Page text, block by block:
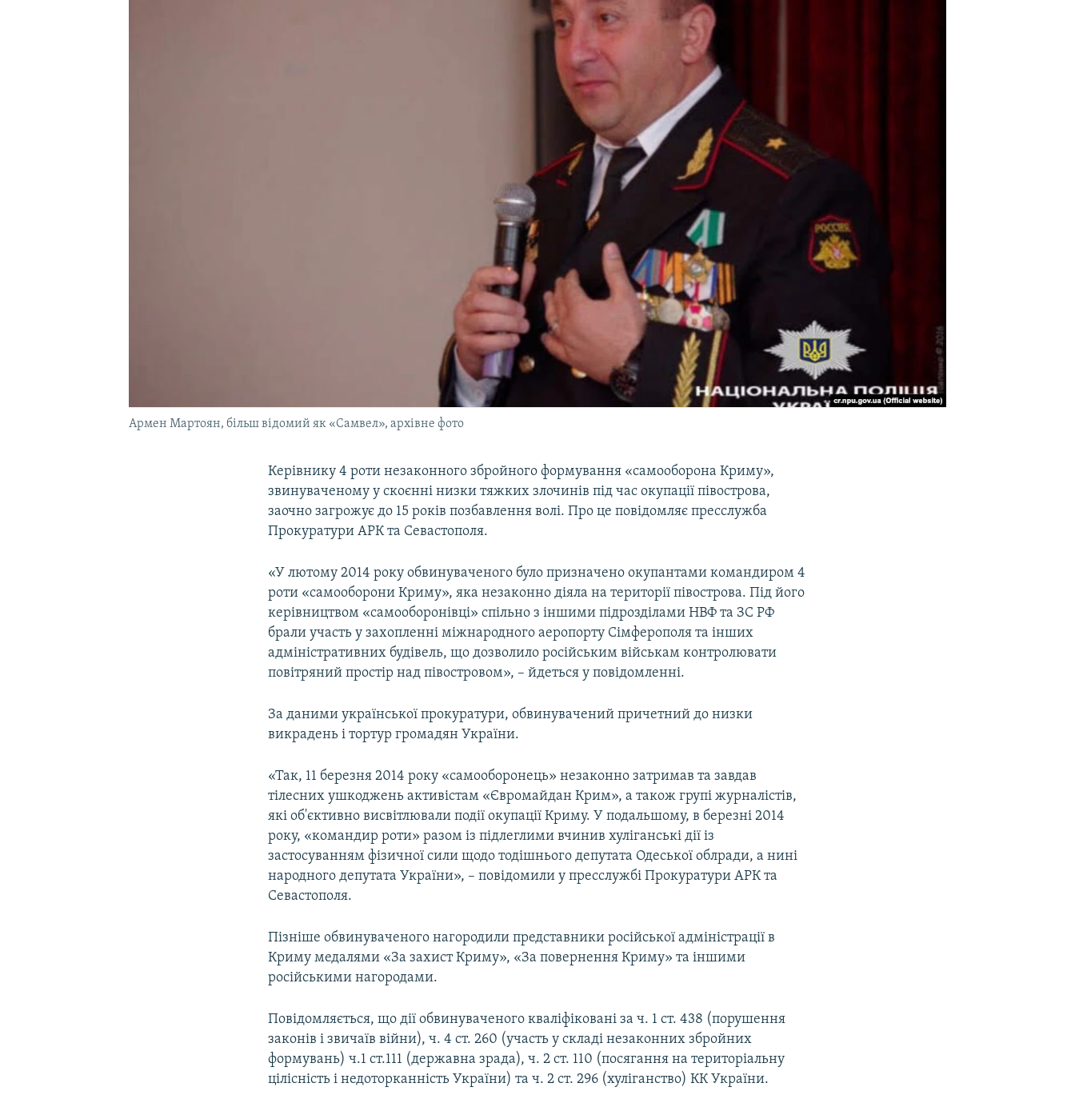
Армен Мартоян, більш відомий як «Самвел», архівне фото
Керівнику 4 роти незаконного збройного формування «самооборона Криму»,
звинуваченому у скоєнні низки тяжких злочинів під час окупації півострова,
заочно загрожує до 15 років позбавлення волі. Про це повідомляє пресслужба
Прокуратури АРК та Севастополя.
«У лютому 2014 року обвинуваченого було призначено окупантами командиром 4
роти «самооборони Криму», яка незаконно діяла на території півострова. Під його
керівництвом «самооборонівці» спільно з іншими підрозділами НВФ та ЗС РФ
брали участь у захопленні міжнародного аеропорту Сімферополя та інших
адміністративних будівель, що дозволило російським військам контролювати
повітряний простір над півостровом», – йдеться у повідомленні.
За даними української прокуратури, обвинувачений причетний до низки
викрадень і тортур громадян України.
«Так, 11 березня 2014 року «самооборонець» незаконно затримав та завдав
тілесних ушкоджень активістам «Євромайдан Крим», а також групі журналістів,
які об'єктивно висвітлювали події окупації Криму. У подальшому, в березні 2014
року, «командир роти» разом із підлеглими вчинив хуліганські дії із
застосуванням фізичної сили щодо тодішнього депутата Одеської облради, а нині
народного депутата України», – повідомили у пресслужбі Прокуратури АРК та
Севастополя.
Пізніше обвинуваченого нагородили представники російської адміністрації в
Криму медалями «За захист Криму», «За повернення Криму» та іншими
російськими нагородами.
Повідомляється, що дії обвинуваченого кваліфіковані за ч. 1 ст. 438 (порушення
законів і звичаїв війни), ч. 4 ст. 260 (участь у складі незаконних збройних
формувань) ч.1 ст.111 (державна зрада), ч. 2 ст. 110 (посягання на територіальну
цілісність і недоторканність України) та ч. 2 ст. 296 (хуліганство) КК України.